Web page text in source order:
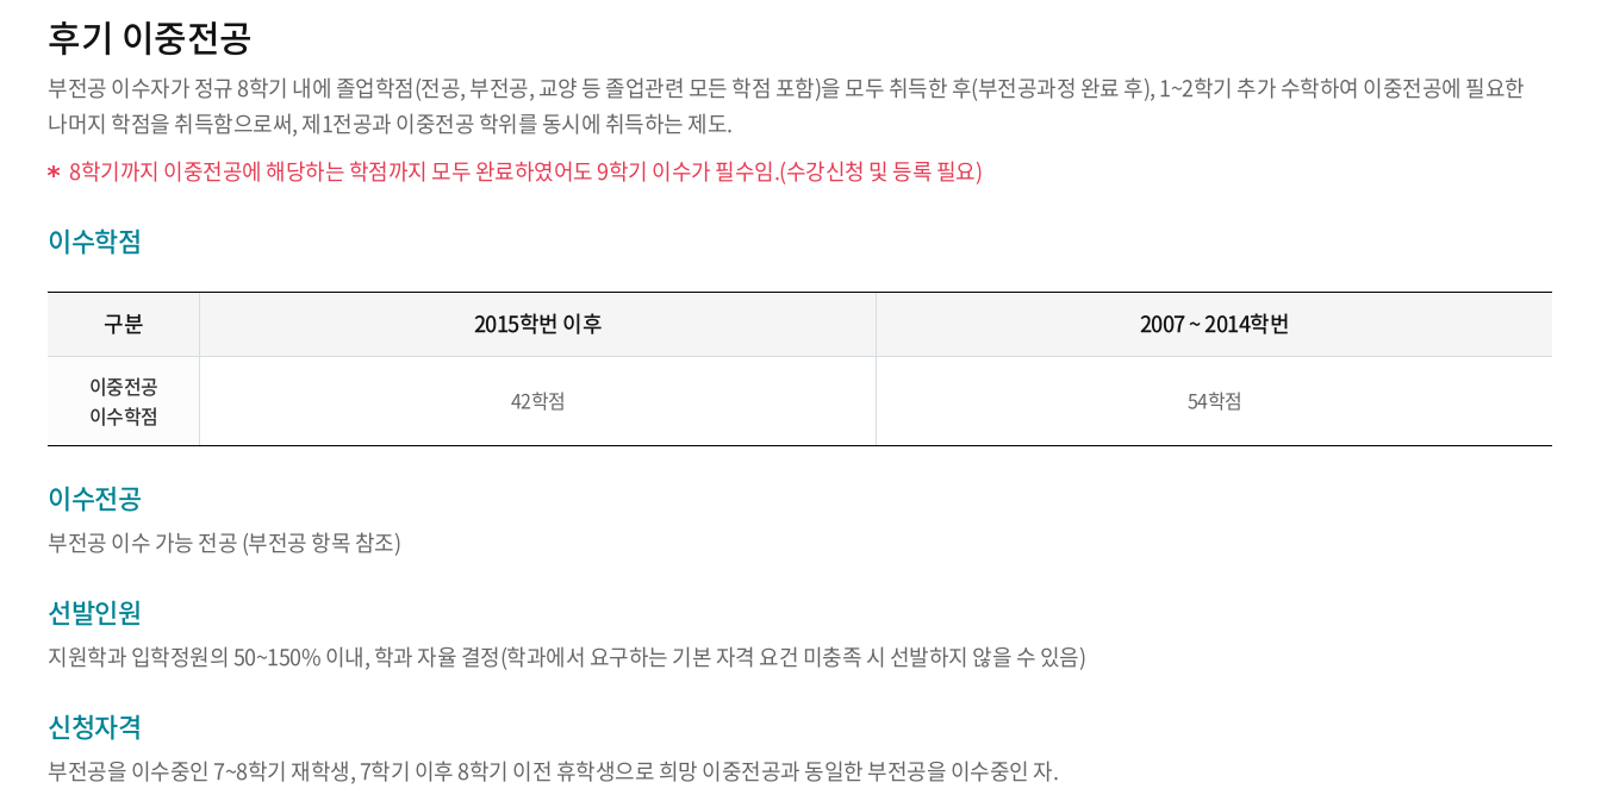
후기 이중전공
부전공 이수자가 정규 8학기 내에 졸업학점(전공, 부전공, 교양 등 졸업관련 모든 학점 포함)을 모두 취득한 후(부전공과정 완료 후), 1~2학기 추가 수학하여 이중전공에 필요한
나머지 학점을 취득함으로써, 제1전공과 이중전공 학위를 동시에 취득하는 제도.
8학기까지 이중전공에 해당하는 학점까지 모두 완료하였어도 9학기 이수가 필수임.(수강신청 및 등록 필요)
이수학점
구분 2015학번 이후 2007 ~ 2014학번
이중전공
이수학점
42학점 54학점
이수전공
부전공 이수 가능 전공 (부전공 항목 참조)
선발인원
지원학과 입학정원의 50~150% 이내, 학과 자율 결정(학과에서 요구하는 기본 자격 요건 미충족 시 선발하지 않을 수 있음)
신청자격
부전공을 이수중인 7~8학기 재학생, 7학기 이후 8학기 이전 휴학생으로 희망 이중전공과 동일한 부전공을 이수중인 자.